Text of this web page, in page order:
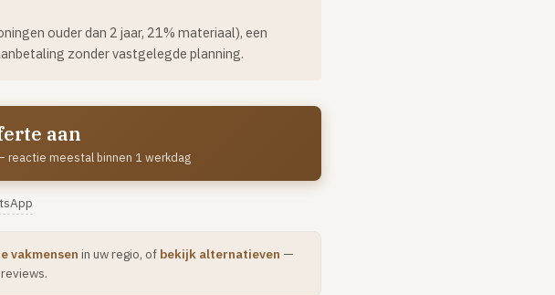
ouder dan 2 jaar, 21% materiaal), een
zonder vastgelegde planning.
aan
reactie meestal binnen 1 werkdag
vakmensen in uw regio, of bekijk alternatieven —